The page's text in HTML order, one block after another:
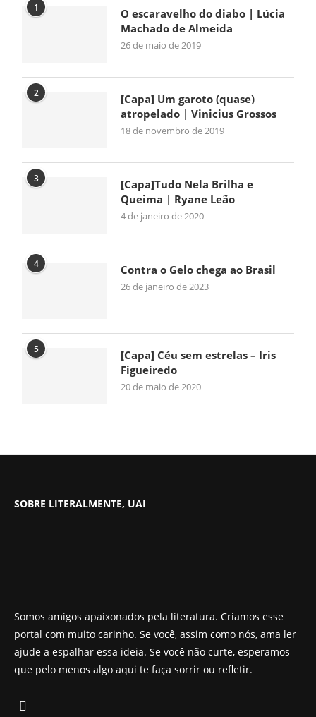
1
O escaravelho do diabo | Lúcia
Machado de Almeida
26 de maio de 2019
2
[Capa] Um garoto (quase)
atropelado | Vinicius Grossos
18 de novembro de 2019
3
[Capa]Tudo Nela Brilha e
Queima | Ryane Leão
4 de janeiro de 2020
4 Contra o Gelo chega ao Brasil
26 de janeiro de 2023
5
[Capa] Céu sem estrelas – Iris
Figueiredo
20 de maio de 2020
SOBRE LITERALMENTE, UAI
Somos amigos apaixonados pela literatura. Criamos esse
portal com muito carinho. Se você, assim como nós, ama ler
ajude a espalhar essa ideia. Se você não curte, esperamos
que pelo menos algo aqui te faça sorrir ou refletir.